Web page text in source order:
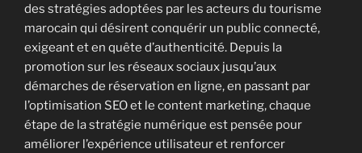
des stratégies adoptées par les acteurs du tourisme
marocain qui désirent conquérir un public connecté,
exigeant et en quête d’authenticité. Depuis la
promotion sur les réseaux sociaux jusqu’aux
démarches de réservation en ligne, en passant par
l’optimisation SEO et le content marketing, chaque
étape de la stratégie numérique est pensée pour
améliorer l’expérience utilisateur et renforcer